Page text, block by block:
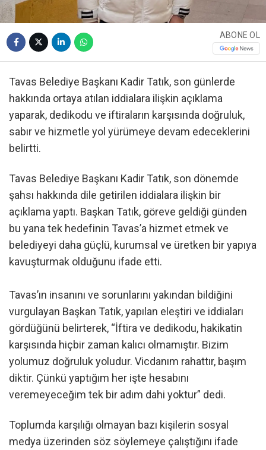
ABONE OL
Tavas Belediye Başkanı Kadir Tatık, son günlerde
hakkında ortaya atılan iddialara ilişkin açıklama
yaparak, dedikodu ve iftiraların karşısında doğruluk,
sabır ve hizmetle yol yürümeye devam edeceklerini
belirtti.
Tavas Belediye Başkanı Kadir Tatık, son dönemde
şahsı hakkında dile getirilen iddialara ilişkin bir
açıklama yaptı. Başkan Tatık, göreve geldiği günden
bu yana tek hedefinin Tavas’a hizmet etmek ve
belediyeyi daha güçlü, kurumsal ve üretken bir yapıya
kavuşturmak olduğunu ifade etti.
Tavas’ın insanını ve sorunlarını yakından bildiğini
vurgulayan Başkan Tatık, yapılan eleştiri ve iddiaları
gördüğünü belirterek, “İftira ve dedikodu, hakikatin
karşısında hiçbir zaman kalıcı olmamıştır. Bizim
yolumuz doğruluk yoludur. Vicdanım rahattır, başım
diktir. Çünkü yaptığım her işte hesabını
veremeyeceğim tek bir adım dahi yoktur” dedi.
Toplumda karşılığı olmayan bazı kişilerin sosyal
medya üzerinden söz söylemeye çalıştığını ifade